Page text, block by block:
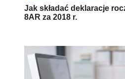
Jak składać deklaracje
8AR za 2018 r.